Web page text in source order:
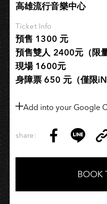
藝
劇
場
與
角
色
高雄流行音樂中心
Ticket Info
預售 1300 元
預售雙人 2400元（限量
現場 1600元
身障票 650 元（僅限
Add into your Google
share:
on
Facebook
on
LINE
Copy
BOOK